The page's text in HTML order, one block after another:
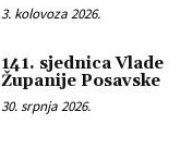
3. kolovoza 2026.
141. sjednica Vlade
Županije Posavske
30. srpnja 2026.